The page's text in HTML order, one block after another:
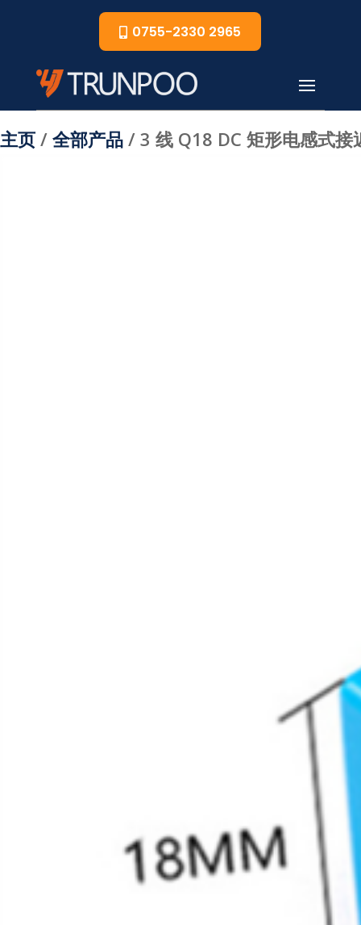
0755-2330 2965
主页 / 全部产品 / 3 线 Q18 DC 矩形电感式